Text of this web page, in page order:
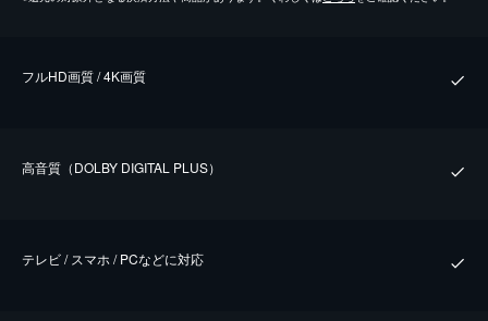
フルHD画質 / 4K画質
⾼⾳質（DOLBY DIGITAL PLUS）
テレビ / スマホ / PCなどに対応